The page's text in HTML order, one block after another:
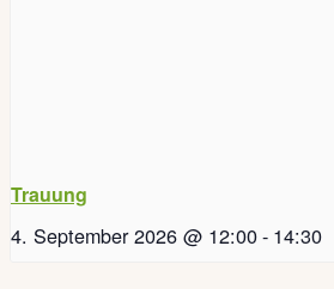
Trauung
4. September 2026 @ 12:00- 14:30